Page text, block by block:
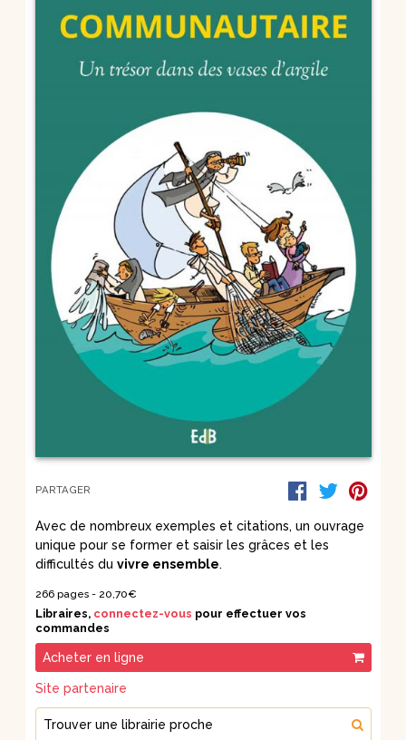
PARTAGER
Avec de nombreux exemples et citations, un ouvrage
unique pour se former et saisir les grâces et les
difficultés du vivre ensemble.
266 pages - 20,70€
Libraires, connectez-vous pour effectuer vos
commandes
Acheter en ligne
Site partenaire
Trouver une librairie proche